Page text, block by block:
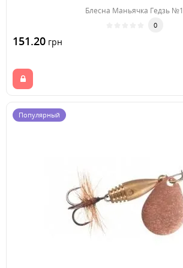
Блесна Маньячка Гедзь №1
0
151.20 грн
Популярный